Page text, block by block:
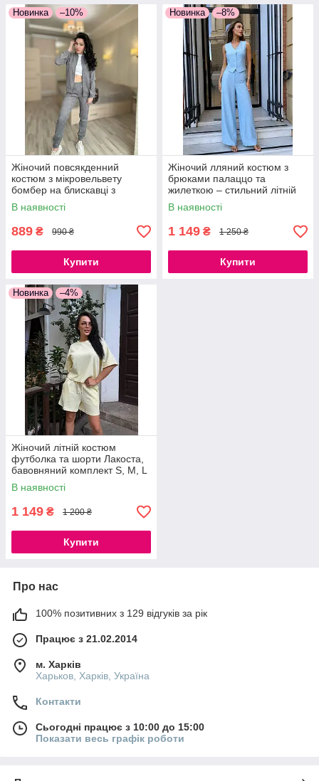
Новинка –10%
Жіночий повсякденний
костюм з мікровельвету
бомбер на блискавці з
джогерами стильний
комплект, розміри 42–52
В наявності
889 ₴ 990 ₴
Купити
Новинка –8%
Жіночий лляний костюм з
брюками палаццо та
жилеткою – стильний літній
костюм із жатого льону 42/44,
46/48
В наявності
1 149 ₴ 1 250 ₴
Купити
Новинка –4%
Жіночий літній костюм
футболка та шорти Лакоста,
бавовняний комплект S, M, L
В наявності
1 149 ₴ 1 200 ₴
Купити
Про нас
100% позитивних з 129 відгуків за рік
Працює з 21.02.2014
м. Харків
Харьков, Харків, Україна
Контакти
Сьогодні працює з 10:00 до 15:00
Показати весь графік роботи